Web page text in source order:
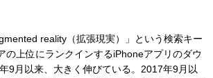
reality（拡張現実）」という検索キー
の上位にランクインするiPhoneアプリのダウ
9月以来、大きく伸びている。2017年9月以